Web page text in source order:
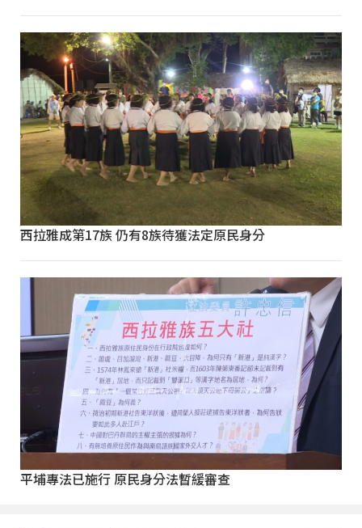
西拉雅成第17族 仍有8族待獲法定原民身分
平埔專法已施行 原民身分法暫緩審查